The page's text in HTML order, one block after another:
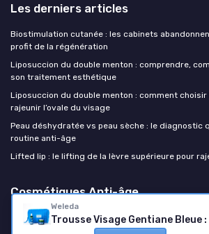
Weleda
Les derniers articles
Biostimulation cutanée : les cabinets
profit de la régénération
Liposuccion du double menton : comprendre,
son traitement esthétique
Liposuccion du double menton : comment
rajeunir l’ovale du visage
Peau déshydratée vs peau sèche : le diagnostic
routine anti-âge
Lifted lip : le lifting de la lèvre supérieure pour
Cosmétiques Anti-âge